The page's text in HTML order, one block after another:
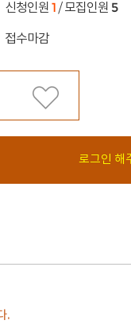
신청인원 1 / 모집인원 5
접수마감
로그인 해
.